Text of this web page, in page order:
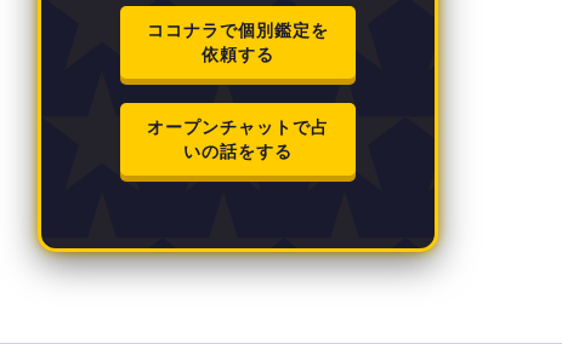
ココナラで個別鑑定を
依頼する
オープンチャットで占
いの話をする